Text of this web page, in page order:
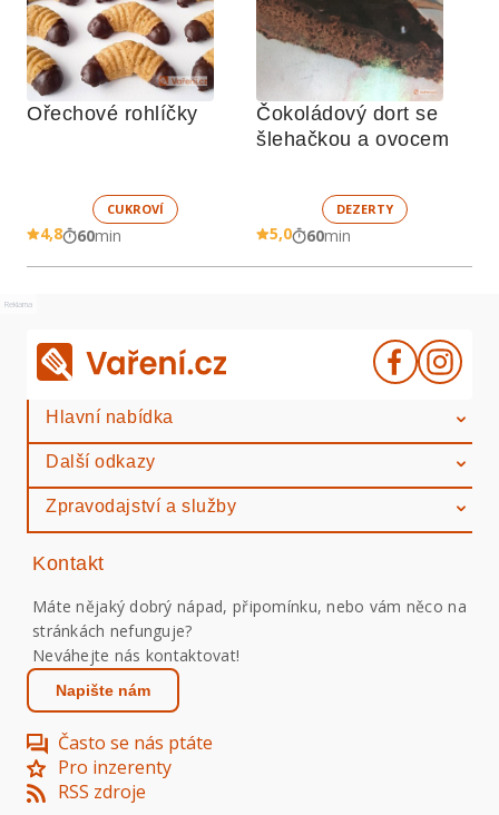
Ořechové rohlíčky
CUKROVÍ
4,8 60min
Čokoládový dort se
šlehačkou a ovocem
DEZERTY
5,0 60min
Reklama
Hlavní nabídka
Další odkazy
Zpravodajství a služby
Kontakt
Máte nějaký dobrý nápad, připomínku, nebo vám něco na
stránkách nefunguje?
Neváhejte nás kontaktovat!
Napište nám
Často se nás ptáte
Pro inzerenty
RSS zdroje